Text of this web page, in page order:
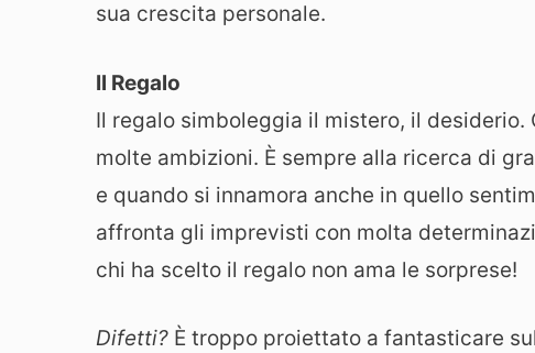
sua crescita personale.
Il Regalo
Il regalo simboleggia il mistero, il
molte ambizioni. È sempre alla ricerca di
e quando si innamora anche in quello
affronta gli imprevisti con molta
chi ha scelto il regalo non ama le sorprese!
Difetti? È troppo proiettato a fantasticare